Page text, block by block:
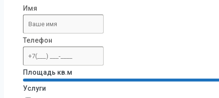
Имя
Телефон
Площадь кв.м
Услуги